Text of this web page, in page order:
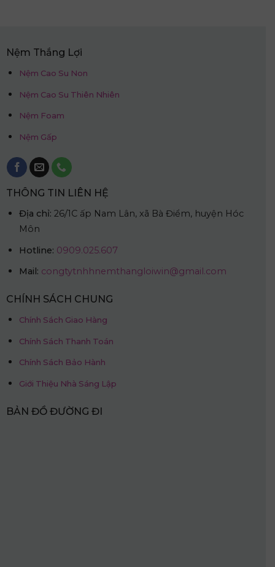
Nệm Thắng Lợi
Nệm Cao Su Non
Nệm Cao Su Thiên Nhiên
Nệm Foam
Nệm Gấp
THÔNG TIN LIÊN HỆ
Địa chỉ: 26/1C ấp Nam Lân, xã Bà Điểm, huyện Hóc
Môn
Hotline: 0909.025.607
Mail: congtytnhhnemthangloiwin@gmail.com
CHÍNH SÁCH CHUNG
Chính Sách Giao Hàng
Chính Sách Thanh Toán
Chính Sách Bảo Hành
Giới Thiệu Nhà Sáng Lập
BẢN ĐỒ ĐƯỜNG ĐI